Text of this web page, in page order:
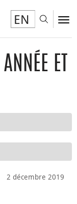
EN
ET
2 décembre 2019